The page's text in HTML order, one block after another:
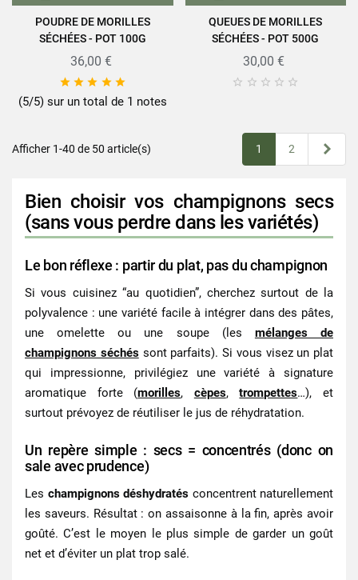
POUDRE DE MORILLES
SÉCHÉES - POT 100G
36,00 €
    
(5/5) sur un total de 1 notes
QUEUES DE MORILLES
SÉCHÉES - POT 500G
30,00 €
    
Afficher 1-40 de 50 article(s) 1 2
Bien choisir vos champignons secs
(sans vous perdre dans les variétés)
Le bon réflexe : partir du plat, pas du champignon
Si vous cuisinez “au quotidien”, cherchez surtout de la
polyvalence : une variété facile à intégrer dans des pâtes,
une omelette ou une soupe (les mélanges de
champignons séchéssont parfaits). Si vous visez un plat
qui impressionne, privilégiez une variété à signature
aromatique forte (morilles, cèpes,trompettes…), et
surtout prévoyez de réutiliser le jus de réhydratation.
Un repère simple : secs = concentrés (donc on
sale avec prudence)
Les champignons déshydratés concentrent naturellement
les saveurs. Résultat : on assaisonne à la fin, après avoir
goûté. C’est le moyen le plus simple de garder un goût
net et d’éviter un plat trop salé.